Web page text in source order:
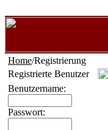
Home/Registrierung
Registrierte Benutzer
Benutzername:
Passwort: